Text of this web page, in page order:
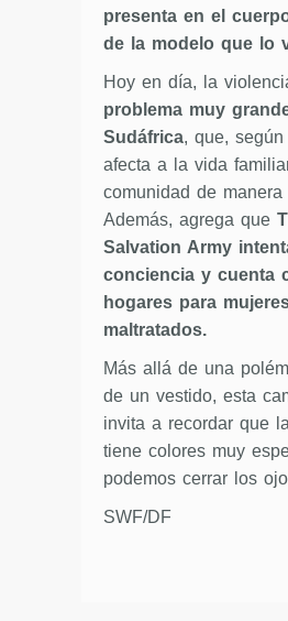
presenta en el
de la modelo que lo
Hoy en día, la
problema muy
Sudáfrica, que, según
afecta a la vida
comunidad de manera
Además, agrega que
Salvation Army
conciencia y cuenta
hogares para
maltratados.
Más allá de una
de un vestido, esta
invita a recordar que
tiene colores muy
podemos cerrar los
SWF/DF